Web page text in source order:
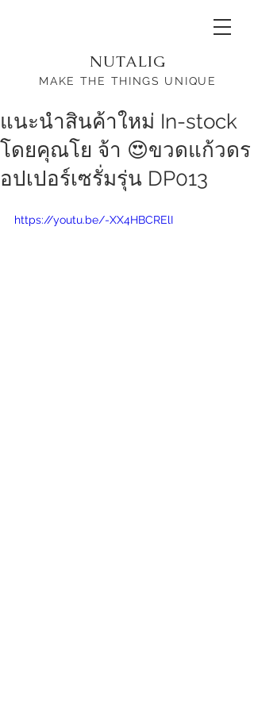
NUTALIG
MAKE THE THINGS UNIQUE
แนะนำสินค้าใหม่ In-stock
โดยคุณโย จ้า 😍ขวดแก้วดร
อปเปอร์เซรั่มรุ่น DP013
https://youtu.be/-XX4HBCRElI